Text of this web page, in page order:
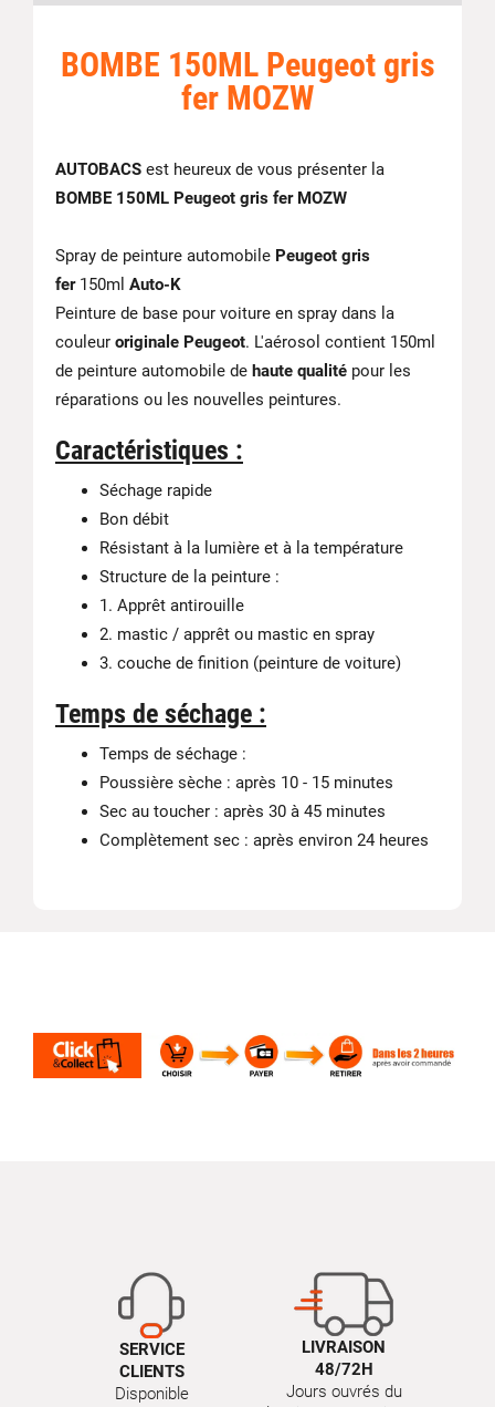
BOMBE 150ML Peugeot gris
fer MOZW
AUTOBACS est heureux de vous présenter la
BOMBE 150ML Peugeot gris fer MOZW
Spray de peinture automobile Peugeot gris
fer150ml Auto-K
Peinture de base pour voiture en spray dans la
couleur originale Peugeot. L'aérosol contient 150ml
de peinture automobile de haute qualité pour les
réparations ou les nouvelles peintures.
Caractéristiques :
Séchage rapide
Bon débit
Résistant à la lumière et à la température
Structure de la peinture :
1. Apprêt antirouille
2. mastic / apprêt ou mastic en spray
3. couche de finition (peinture de voiture)
Temps de séchage :
Temps de séchage :
Poussière sèche : après 10 - 15 minutes
Sec au toucher : après 30 à 45 minutes
Complètement sec : après environ 24 heures
SERVICE
CLIENTS
Disponible
LIVRAISON
48/72H
Jours ouvrés du